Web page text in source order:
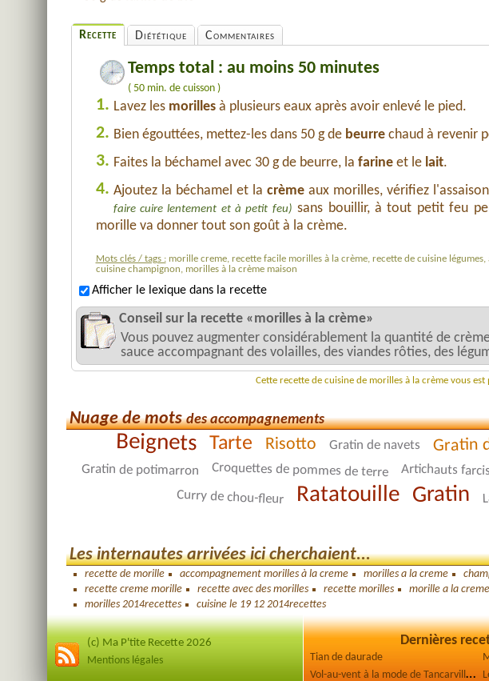
Recette Diététique Commentaires
Temps total : au moins 50 minutes
( 50 min. de cuisson )
1. Lavez les morillesà plusieurs eaux après avoir enlevé le pied.
2. Bien égouttées, mettez-les dans 50 g de beurrechaud à revenir
3. Faites la béchamel avec 30 g de beurre, la farineet le lait.
4. Ajoutez la béchamel et la crèmeaux morilles, vérifiez
faire cuire lentement et à petit feu) sans bouillir, à tout petit feu
morille va donner tout son goût à la crème.
Mots clés / tags : morille creme, recette facile morilles à la crème, recette de cuisine
cuisine champignon, morilles à la crème maison
Afficher le lexique dans la recette
Conseil sur la recette «morilles à la crème»
Vous pouvez augmenter considérablement la quantité de
sauce accompagnant des volailles, des viandes rôties, des
Cette recette de cuisine de morilles à la crème vous
Nuage de motsdes accompagnements
Beignets Tarte Risotto Gratin de navets Gratin
Gratin de potimarron Croquettes de pommes de terre Artichauts farcis
Curry de chou-fleur Ratatouille Gratin
Les internautes arrivées ici cherchaient...
recette de morille accompagnement morilles à la creme morilles a la creme
recette creme morille
recette avec des morilles recette morilles morille a la creme
morilles 2014recettes
cuisine le 19 12 2014recettes
(c) Ma P'tite Recette 2026
Mentions légales
Dernières
Tian de daurade
V
ol-au-vent à la mode de Tancarville